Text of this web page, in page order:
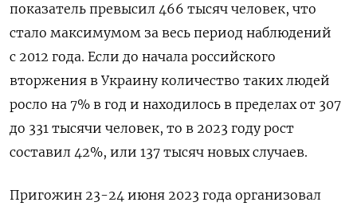
показатель превысил 466 тысяч человек, что
стало максимумом за весь период наблюдений
с 2012 года. Если до начала российского
вторжения в Украину количество таких людей
росло на 7% в год и находилось в пределах от 307
до 331 тысячи человек, то в 2023 году рост
составил 42%, или 137 тысяч новых случаев.
Пригожин 23-24 июня 2023 года организовал